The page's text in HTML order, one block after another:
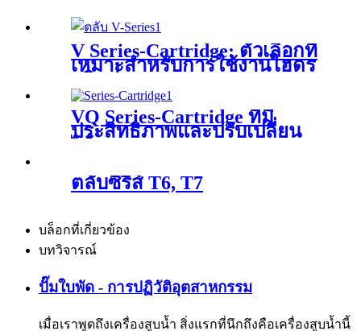
V Series-Cartridge: ตัวเลือกที่
เหมาะสำหรับการใช้งานไฮดร
อลิกต่างๆ
VQ Series-Cartridge ที่มี
ประสิทธิภาพและปรับเปลี่ยน
ได้
ตลับซีรีส์ T6, T7
บล็อกที่เกี่ยวข้อง
บทวิจารณ์
ปั๊มใบพัด - การปฏิวัติอุตสาหกรรม
เมื่อเราพูดถึงเครื่องสูบน้ำ สิ่งแรกที่นึกถึงคือเครื่องสูบน้ำนี้